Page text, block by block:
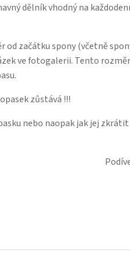
dělník vhodný na
od začátku spony (včetně
ve fotogalerii. Tento
zůstává !!!
nebo naopak jak jej
se,